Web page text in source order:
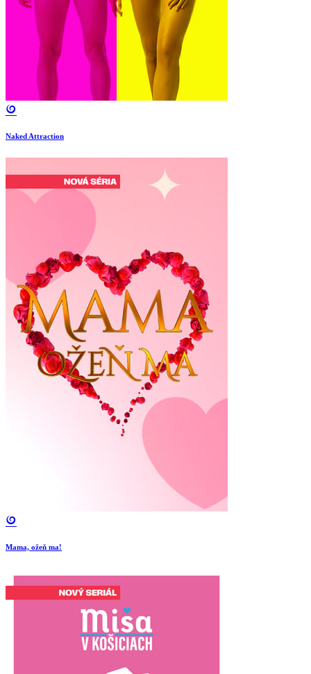
Naked Attraction
Mama, ožeň ma!